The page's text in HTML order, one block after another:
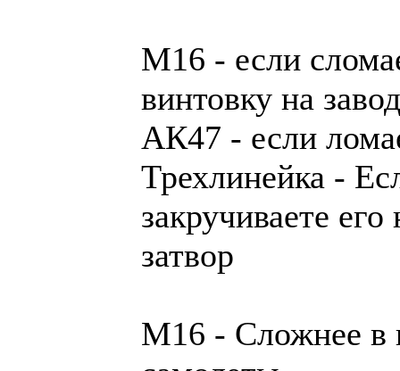
М16 - если
винтовку на
АК47 - если
Трехлинейка -
закручиваете
затвор
М16 - Сложнее в